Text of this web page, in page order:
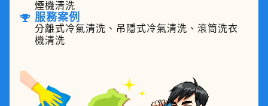
煙機清洗
服務案例
分離式冷氣清洗、吊隱式冷氣清洗、滾筒洗衣
機清洗